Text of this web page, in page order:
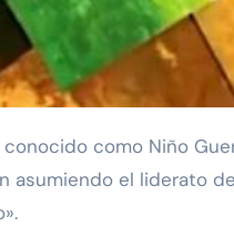
el liderato